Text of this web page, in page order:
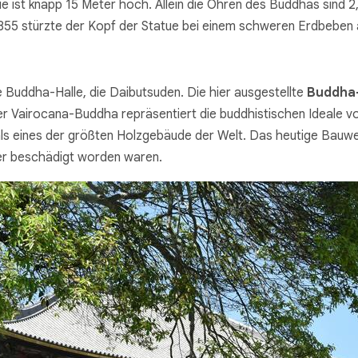
ist knapp 15 Meter hoch. Allein die Ohren des Buddhas sind
stürzte der Kopf der Statue bei einem schweren
Halle, die Daibutsuden. Die hier ausgestellte
Buddha repräsentiert die buddhistischen Ideale
eines der größten Holzgebäude der Welt. Das heutige
beschädigt worden waren.